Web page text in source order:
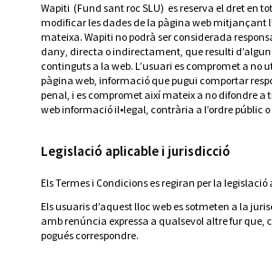
Wapiti (Fund sant roc SLU) es reserva el dret en
modificar les dades de la pàgina web mitjançant
mateixa. Wapiti no podrà ser considerada
dany, directa o indirectament, que resulti
continguts a la web. L’usuari es compromet a no
pàgina web, informació que pugui comportar
penal, i es compromet així mateix a no difondre a
web informació il•legal, contrària a l’ordre públic
Legislació aplicable i jurisdicció
Els Termes i Condicions es regiran per la
Els usuaris d’aquest lloc web es sotmeten a la
amb renúncia expressa a qualsevol altre fur que,
pogués correspondre.